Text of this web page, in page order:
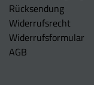
Rücksendung
Widerrufsrecht
Widerrufsformular
AGB